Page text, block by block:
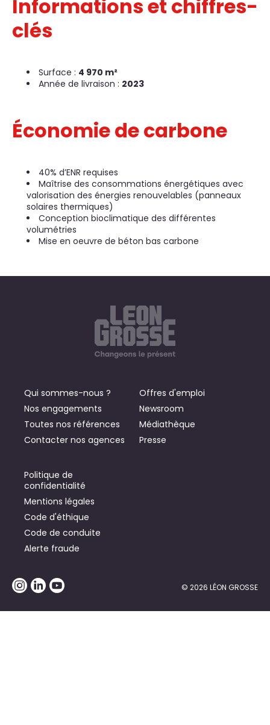
Informations et chiffres-
clés
Surface : 4 970 m²
Année de livraison : 2023
Économie de carbone
40% d’ENR requises
Maîtrise des consommations énergétiques avec
valorisation des énergies renouvelables (panneaux
solaires thermiques)
Conception bioclimatique des différentes
volumétries
Mise en oeuvre de béton bas carbone
Qui sommes-nous ?
Nos engagements
Toutes nos références
Contacter nos agences
Offres d'emploi
Newsroom
Médiathèque
Presse
Politique de
confidentialité
Mentions légales
Code d'éthique
Code de conduite
Alerte fraude
© 2026 LÉON GROSSE